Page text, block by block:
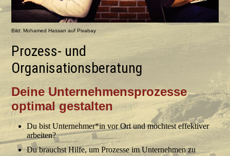
Bild: Mohamed Hassan auf Pixabay
Prozess- und
Organisationsberatung
Deine Unternehmensprozesse
optimal gestalten
Du bist Unternehmer*in vor Ort und möchtest effektiver
arbeiten?
Du brauchst Hilfe, um Prozesse im Unternehmen zu